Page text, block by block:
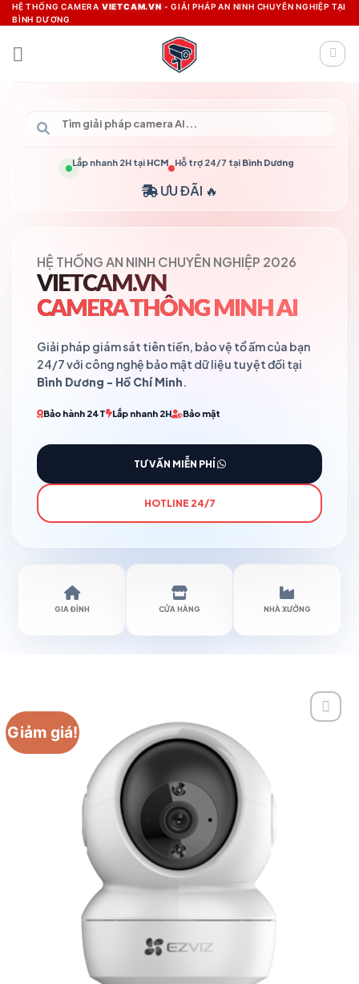
Skip
to
content
HỆ THỐNG CAMERA VIETCAM.VN - GIẢI PHÁP AN NINH CHUYÊN NGHIỆP TẠI
BÌNH DƯƠNG
Lắp nhanh 2H tại HCM Hỗ trợ 24/7 tại Bình Dương
ƯU ĐÃI 🔥
HỆ THỐNG AN NINH CHUYÊN NGHIỆP 2026
VIETCAM.VN
CAMERA THÔNG MINH AI
Giải pháp giám sát tiên tiến, bảo vệ tổ ấm của bạn
24/7 với công nghệ bảo mật dữ liệu tuyệt đối tại
Bình Dương - Hồ Chí Minh.
Bảo hành 24T Lắp nhanh 2H Bảo mật
TƯ VẤN MIỄN PHÍ
HOTLINE 24/7
GIA ĐÌNH CỬA HÀNG NHÀ XƯỞNG
Giảm giá!